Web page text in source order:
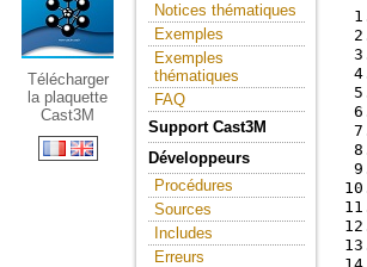
Télécharger
la plaquette
Cast3M
Notices thématiques
Exemples
Exemples
thématiques
FAQ
Support Cast3M
Développeurs
Procédures
Sources
Includes
Erreurs